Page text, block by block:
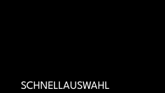
SCHNELLAUSWAHL